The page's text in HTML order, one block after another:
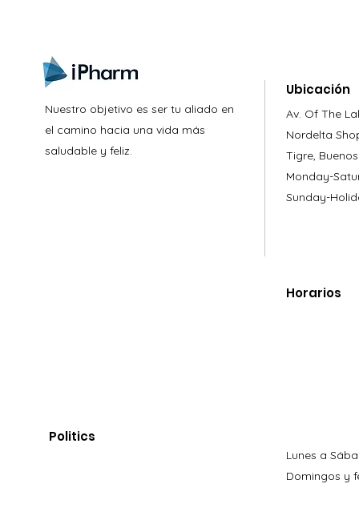
Nuestro objetivo es ser tu aliado en
el camino hacia una vida más
saludable y feliz.
Politics
Ubicación
Av. Of The
Nordelta
Tigre,
Monday-
Sunday-
Horarios
Lunes a
Domingos y